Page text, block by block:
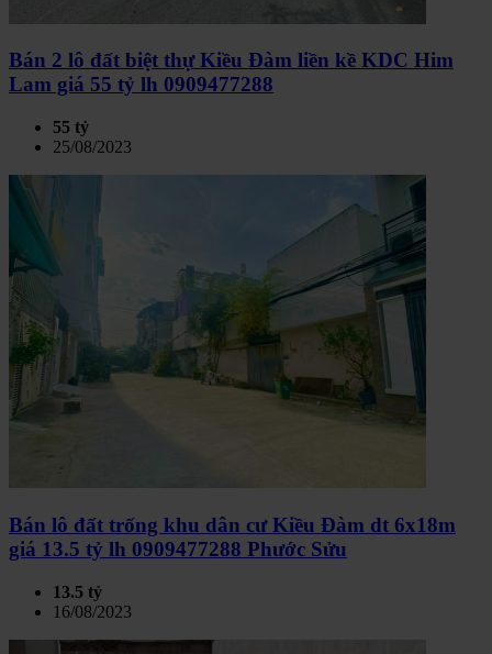
Bán 2 lô đất biệt thự Kiều Đàm liền kề KDC Him
Lam giá 55 tỷ lh 0909477288
55 tỷ
25/08/2023
Bán lô đất trống khu dân cư Kiều Đàm dt 6x18m
giá 13.5 tỷ lh 0909477288 Phước Sửu
13.5 tỷ
16/08/2023